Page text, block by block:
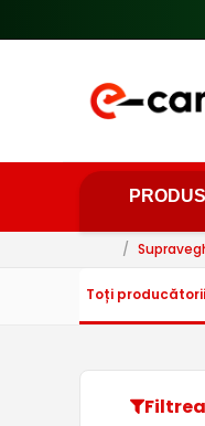
/
Toți producătorii